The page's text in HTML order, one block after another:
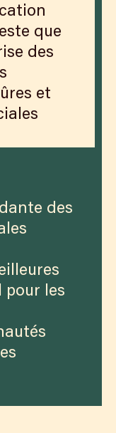
que
des
et
des
les